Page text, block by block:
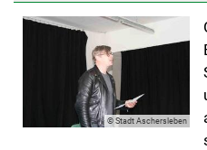
© Stadt Aschersleben